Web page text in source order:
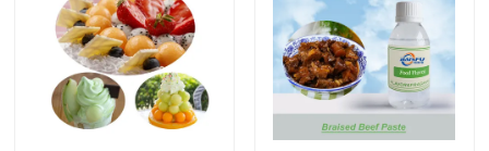
نمایش VR
درباره ما